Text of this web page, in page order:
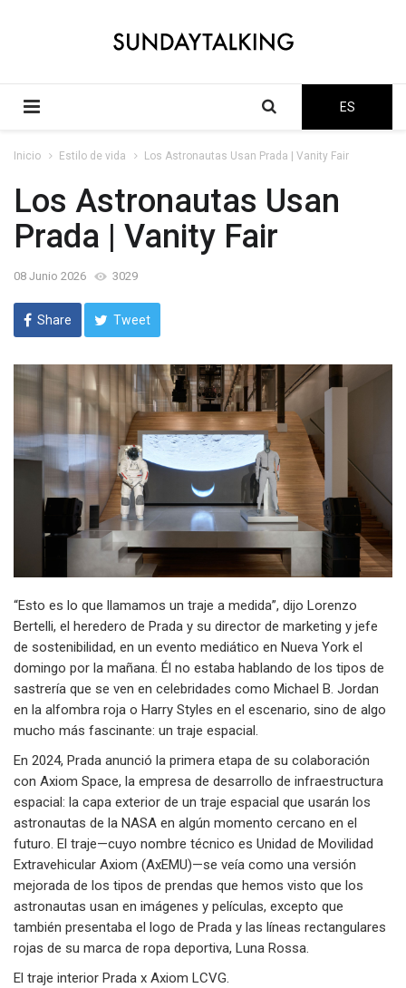
ES
Inicio Estilo de vida Los Astronautas Usan Prada | Vanity Fair
Los Astronautas Usan
Prada | Vanity Fair
08 Junio 2026 3029
Share Tweet
“Esto es lo que llamamos un traje a medida”, dijo Lorenzo
Bertelli, el heredero de Prada y su director de marketing y jefe
de sostenibilidad, en un evento mediático en Nueva York el
domingo por la mañana. Él no estaba hablando de los tipos de
sastrería que se ven en celebridades como Michael B. Jordan
en la alfombra roja o Harry Styles en el escenario, sino de algo
mucho más fascinante: un traje espacial.
En 2024, Prada anunció la primera etapa de su colaboración
con Axiom Space, la empresa de desarrollo de infraestructura
espacial: la capa exterior de un traje espacial que usarán los
astronautas de la NASA en algún momento cercano en el
futuro. El traje—cuyo nombre técnico es Unidad de Movilidad
Extravehicular Axiom (AxEMU)—se veía como una versión
mejorada de los tipos de prendas que hemos visto que los
astronautas usan en imágenes y películas, excepto que
también presentaba el logo de Prada y las líneas rectangulares
rojas de su marca de ropa deportiva, Luna Rossa.
El traje interior Prada x Axiom LCVG.